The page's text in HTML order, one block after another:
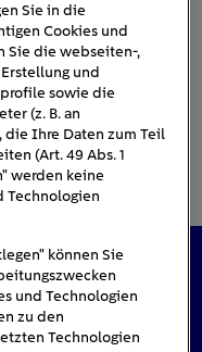
Sie in die
Cookies und
Sie die webseiten-,
und
sowie die
(z. B. an
Ihre Daten zum Teil
(Art. 49 Abs. 1
werden keine
Technologien
können Sie
und Technologien
zu den
Technologien